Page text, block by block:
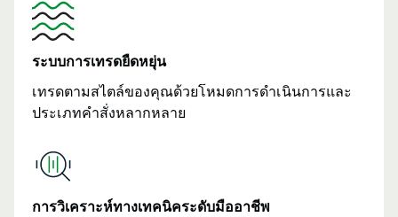
ระบบการเทรดยืดหยุ่น
เทรดตามสไตล์ของคุณด้วยโหมดการดำเนินการและ
ประเภทคำสั่งหลากหลาย
การวิเคราะห์ทางเทคนิคระดับมืออาชีพ